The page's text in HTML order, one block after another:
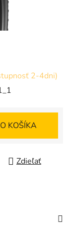
2-4dni)
KOŠÍKA
Zdieľať